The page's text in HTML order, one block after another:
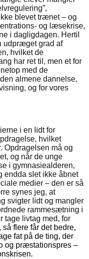
blevet trænet – og
og læsekrise,
i dagligdagen. Hertil
udpræget grad af
hvilket de
har ret til, men et for
med de
almene dannelse,
og for vores
i en lidt for
hvilket
Opdragelsen må og
og når de unge
i gymnasiealderen,
endda slet ikke åbnet
medier – den er så
synes jeg, at
svigter lidt og mangler
rammesætning i
tage livtag med, for
flere får det bedre,
fat på de ting, der
og præstationspres –